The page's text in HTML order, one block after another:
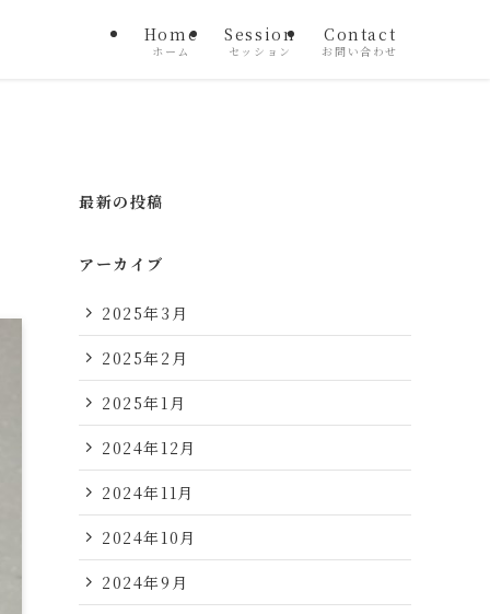
Home
ホーム
Session
セッション
Contact
お問い合わせ
最新の投稿
アーカイブ
2025年3月
2025年2月
2025年1月
2024年12月
2024年11月
2024年10月
2024年9月